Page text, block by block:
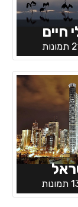
חיים